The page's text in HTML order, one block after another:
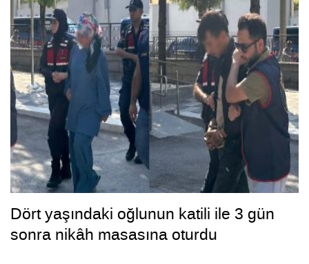
Dört yaşındaki oğlunun katili ile 3 gün
sonra nikâh masasına oturdu